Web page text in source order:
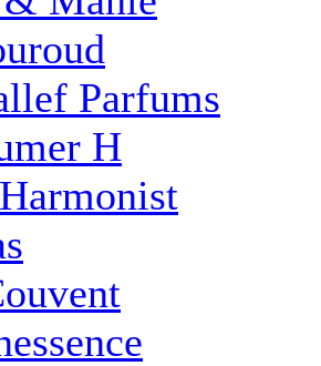
Parfums
H